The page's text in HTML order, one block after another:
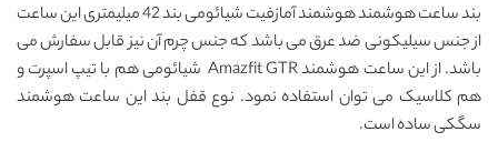
بند ساعت هوشمند هوشمند آمازفیت شیائومی بند 42 میلیمتری این ساعت
از جنس سیلیکونی ضد عرق می باشد که جنس چرم آن نیز قابل سفارش می
باشد. از این ساعت هوشمند Amazfit GTR شیائومی هم با تیپ اسپرت و
هم کلاسیک می توان استفاده نمود. نوع قفل بند این ساعت هوشمند
سگکی ساده است.